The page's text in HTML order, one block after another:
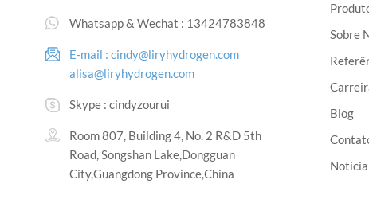
Whatsapp & Wechat : 13424783848
E-mail : cindy@liryhydrogen.com
alisa@liryhydrogen.com
Skype : cindyzourui
Room 807, Building 4, No. 2 R&D 5th
Road, Songshan Lake,Dongguan
City,Guangdong Province,China
Sobre
Blog
Notícia